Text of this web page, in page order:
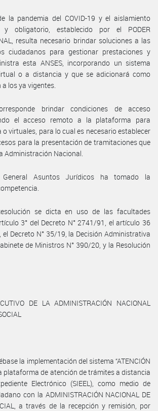
la pandemia del COVID-19 y el aislamiento
y obligatorio, establecido por el PODER
resulta necesario brindar soluciones a las
ciudadanos para gestionar prestaciones y
esta ANSES, incorporando un sistema
o a distancia y que se adicionará como
los ya vigentes.
brindar condiciones de acceso
el acceso remoto a la plataforma para
virtuales, para lo cual es necesario establecer
para la presentación de tramitaciones que
Administración Nacional.
Asuntos Jurídicos ha tomado la
se dicta en uso de las facultades
3° del Decreto N° 2741/91, el artículo 36
el Decreto N° 35/19, la Decisión Administrativa
de Ministros N° 390/20, y la Resolución
DE LA ADMINISTRACIÓN NACIONAL
la implementación del sistema “ATENCIÓN
plataforma de atención de trámites a distancia
Electrónico (SIEEL), como medio de
con la ADMINISTRACIÓN NACIONAL DE
a través de la recepción y remisión, por